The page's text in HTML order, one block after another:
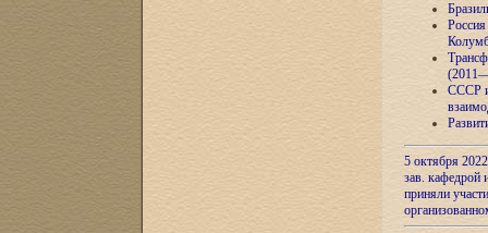
СССР и
5 октября
зав.
приняли